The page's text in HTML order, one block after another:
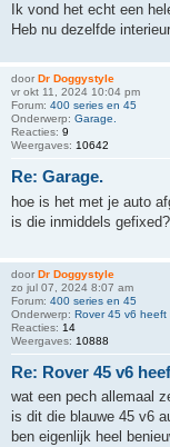
Ik vond het echt een
Heb nu dezelfde
door Dr Doggystyle
vr okt 11, 2024 10:04 pm
Forum: 400 series en 45
Onderwerp: Garage.
Reacties: 9
Weergaves: 10642
Re: Garage.
hoe is het met je auto
is die inmiddels gefixed?
door Dr Doggystyle
zo jul 07, 2024 8:07 am
Forum: 400 series en 45
Onderwerp: Rover 45 v6 heeft
Reacties: 14
Weergaves: 10888
Re: Rover 45 v6
wat een pech allemaal
is dit die blauwe 45 v6
ben eigenlijk heel